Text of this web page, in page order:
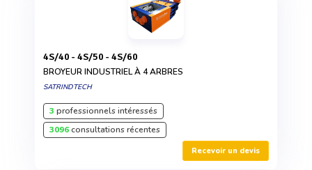
4S/40 - 4S/50 - 4S/60
BROYEUR INDUSTRIEL À 4 ARBRES
SATRINDTECH
3 professionnels intéressés
3096consultations récentes
Recevoir un devis